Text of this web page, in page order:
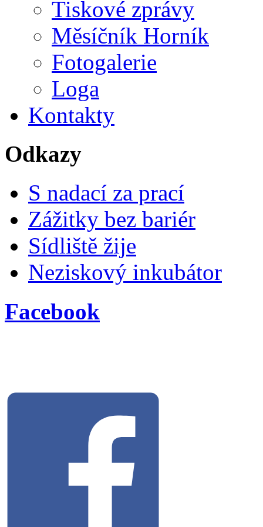
Tiskové zprávy
Měsíčník Horník
Fotogalerie
Loga
Kontakty
Odkazy
S nadací za prací
Zážitky bez bariér
Sídliště žije
Neziskový inkubátor
Facebook